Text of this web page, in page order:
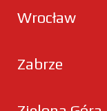
Wrocław
Zabrze